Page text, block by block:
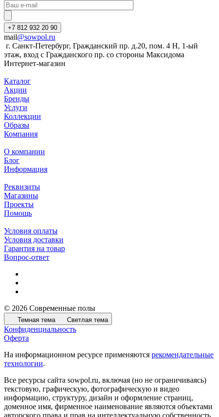
+7 812 932 20 90
mail@sowpol.ru
г. Санкт-Петербург, Гражданский пр. д.20, пом. 4 Н, 1-ый
этаж, вход с Гражданского пр. со стороны Максидома
Интернет-магазин
Каталог
Акции
Бренды
Услуги
Коллекции
Образы
Компания
О компании
Блог
Информация
Реквизиты
Магазины
Проекты
Помощь
Условия оплаты
Условия доставки
Гарантия на товар
Вопрос-ответ
© 2026 Современные полы
Темная тема Светлая тема
Конфиденциальность
Оферта
На информационном ресурсе применяются рекомендательные
технологии.
Все ресурсы сайта sowpol.ru, включая (но не ограничиваясь)
текстовую, графическую, фотографическую и видео
информацию, структуру, дизайн и оформление страниц,
доменное имя, фирменное наименование являются объектами
авторского права и прав на интеллектуальную собственность,